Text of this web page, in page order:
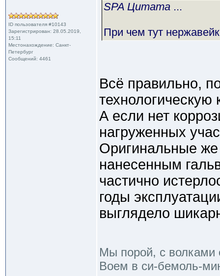
ID пользователя #10143
Зарегистрирован: 28.05.2019,
15:11
Местонахождение: Санкт-
Петербург
Сообщений: 4461
SPA Цитата ...
При чем тут
Всё правильно,
технологическую
А если нет
нагруженных
Оригинальные же
нанесенным
частично
годы
выглядело
Мы порой, с волками
Воем в си-бемоль-